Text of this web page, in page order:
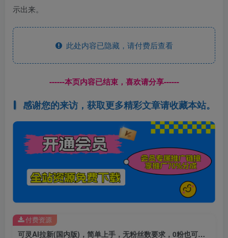
示出来。
此处内容已隐藏，请付费后查看
------本页内容已结束，喜欢请分享------
感谢您的来访，获取更多精彩文章请收藏本站。
可灵AI拉新(国内版)，简单上手，无粉丝数要求，0粉也可以做，小白也能轻松月入过1W
付费资源